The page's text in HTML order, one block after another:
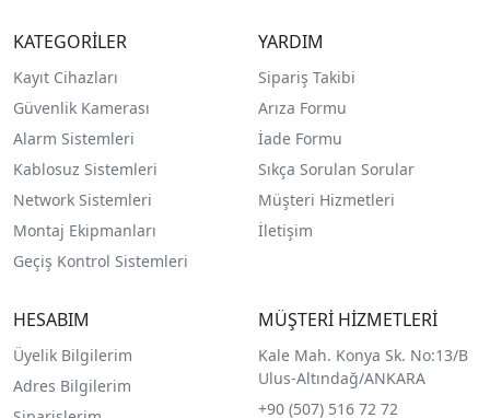
KATEGORİLER
Kayıt Cihazları
Güvenlik Kamerası
Alarm Sistemleri
Kablosuz Sistemleri
Network Sistemleri
Montaj Ekipmanları
Geçiş Kontrol Sistemleri
YARDIM
Sipariş Takibi
Arıza Formu
İade Formu
Sıkça Sorulan Sorular
Müşteri Hizmetleri
İletişim
HESABIM
Üyelik Bilgilerim
Adres Bilgilerim
MÜŞTERİ HİZMETLERİ
Kale Mah. Konya Sk. No:13/B
Ulus-Altındağ/ANKARA
+90 (507) 516 72 72